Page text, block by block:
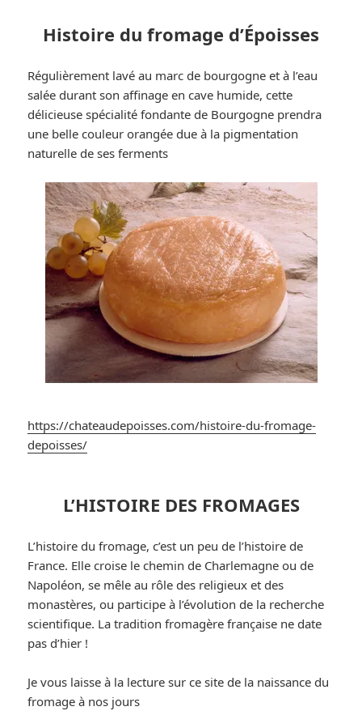
Histoire du fromage d’Époisses
Régulièrement lavé au marc de bourgogne et à l’eau
salée durant son affinage en cave humide, cette
délicieuse spécialité fondante de Bourgogne prendra
une belle couleur orangée due à la pigmentation
naturelle de ses ferments
https://chateaudepoisses.com/histoire-du-fromage-
depoisses/
L’HISTOIRE DES FROMAGES
L’histoire du fromage, c’est un peu de l’histoire de
France. Elle croise le chemin de Charlemagne ou de
Napoléon, se mêle au rôle des religieux et des
monastères, ou participe à l’évolution de la recherche
scientifique. La tradition fromagère française ne date
pas d’hier !
Je vous laisse à la lecture sur ce site de la naissance du
fromage à nos jours